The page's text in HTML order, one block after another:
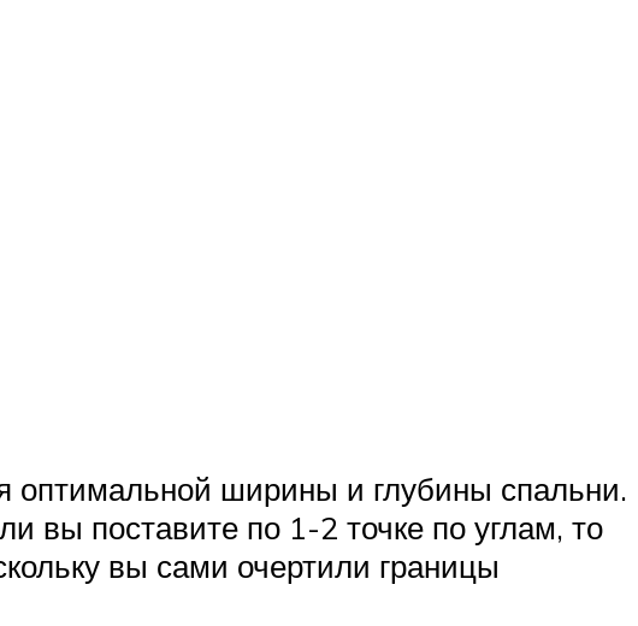
оптимальной ширины и глубины спальни.
вы поставите по 1-2 точке по углам, то
вы сами очертили границы